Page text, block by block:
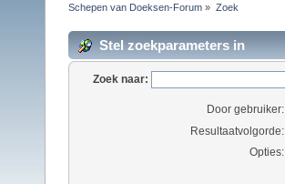
Schepen van Doeksen-Forum » Zoek
Stel zoekparameters in
Zoek naar:
Door gebruiker:
Resultaatvolgorde:
Opties: